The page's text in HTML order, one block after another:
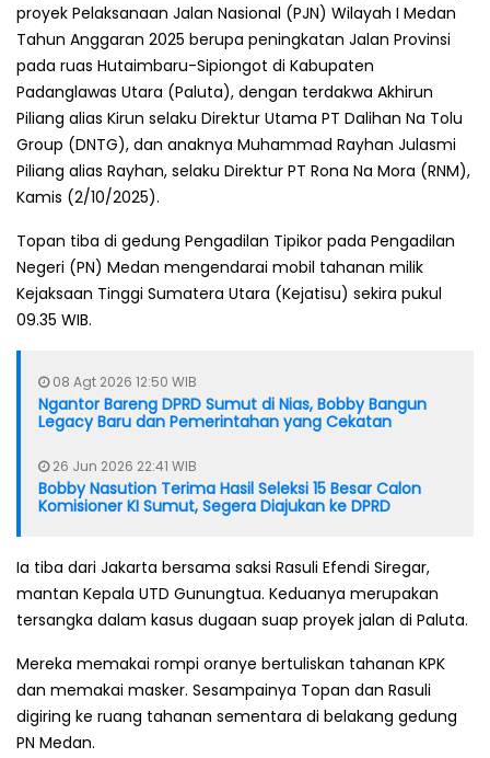
proyek Pelaksanaan Jalan Nasional (PJN) Wilayah I Medan
Tahun Anggaran 2025 berupa peningkatan Jalan Provinsi
pada ruas Hutaimbaru-Sipiongot di Kabupaten
Padanglawas Utara (Paluta), dengan terdakwa Akhirun
Piliang alias Kirun selaku Direktur Utama PT Dalihan Na Tolu
Group (DNTG), dan anaknya Muhammad Rayhan Julasmi
Piliang alias Rayhan, selaku Direktur PT Rona Na Mora (RNM),
Kamis (2/10/2025).
Topan tiba di gedung Pengadilan Tipikor pada Pengadilan
Negeri (PN) Medan mengendarai mobil tahanan milik
Kejaksaan Tinggi Sumatera Utara (Kejatisu) sekira pukul
09.35 WIB.
08 Agt 2026 12:50 WIB
Ngantor Bareng DPRD Sumut di Nias, Bobby Bangun
Legacy Baru dan Pemerintahan yang Cekatan
26 Jun 2026 22:41 WIB
Bobby Nasution Terima Hasil Seleksi 15 Besar Calon
Komisioner KI Sumut, Segera Diajukan ke DPRD
Ia tiba dari Jakarta bersama saksi Rasuli Efendi Siregar,
mantan Kepala UTD Gunungtua. Keduanya merupakan
tersangka dalam kasus dugaan suap proyek jalan di Paluta.
Mereka memakai rompi oranye bertuliskan tahanan KPK
dan memakai masker. Sesampainya Topan dan Rasuli
digiring ke ruang tahanan sementara di belakang gedung
PN Medan.